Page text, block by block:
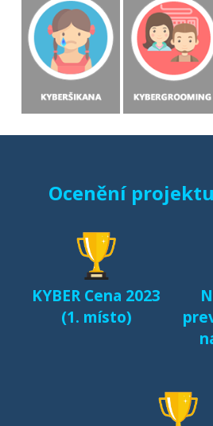
Ocenění
KYBER Cena 2023
(1. místo)